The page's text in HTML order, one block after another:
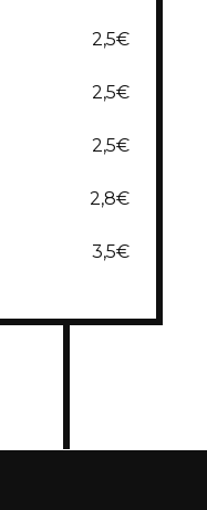
2,5€
2,5€
2,5€
2,8€
3,5€